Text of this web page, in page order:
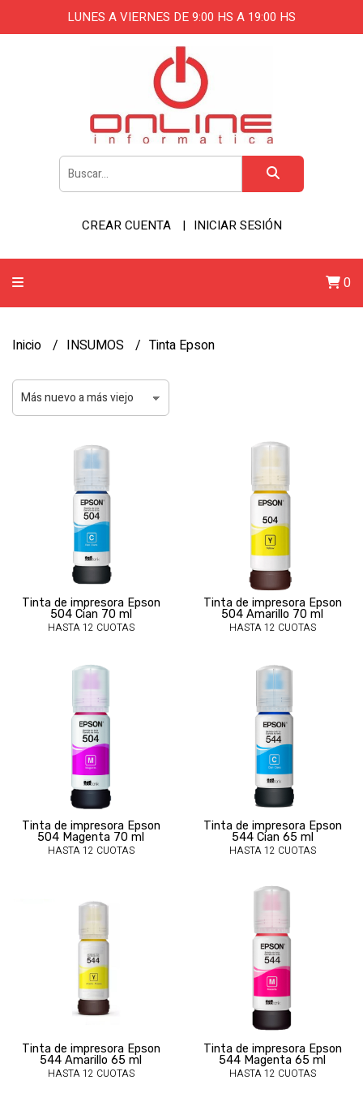
LUNES A VIERNES DE 9:00 HS A 19:00 HS
CREAR CUENTA INICIAR SESIÓN
0
Inicio INSUMOS Tinta Epson
Tinta de impresora Epson
504 Cian 70 ml
HASTA 12 CUOTAS
Tinta de impresora Epson
504 Amarillo 70 ml
HASTA 12 CUOTAS
Tinta de impresora Epson
504 Magenta 70 ml
HASTA 12 CUOTAS
Tinta de impresora Epson
544 Cian 65 ml
HASTA 12 CUOTAS
Tinta de impresora Epson
544 Amarillo 65 ml
HASTA 12 CUOTAS
Tinta de impresora Epson
544 Magenta 65 ml
HASTA 12 CUOTAS